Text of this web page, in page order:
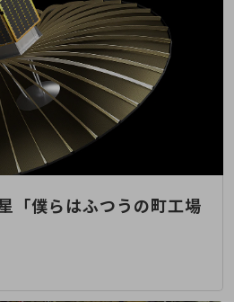
「僕らはふつうの町工場